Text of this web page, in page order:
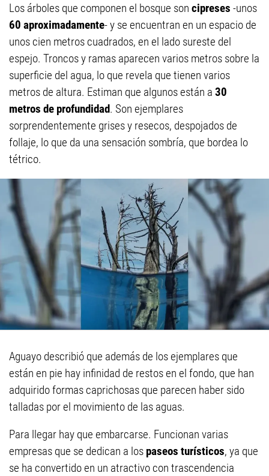
Los árboles que componen el bosque son cipreses -unos
60 aproximadamente- y se encuentran en un espacio de
unos cien metros cuadrados, en el lado sureste del
espejo. Troncos y ramas aparecen varios metros sobre la
superficie del agua, lo que revela que tienen varios
metros de altura. Estiman que algunos están a 30
metros de profundidad. Son ejemplares
sorprendentemente grises y resecos, despojados de
follaje, lo que da una sensación sombría, que bordea lo
tétrico.
Aguayo describió que además de los ejemplares que
están en pie hay infinidad de restos en el fondo, que han
adquirido formas caprichosas que parecen haber sido
talladas por el movimiento de las aguas.
Para llegar hay que embarcarse. Funcionan varias
empresas que se dedican a los paseos turísticos, ya que
se ha convertido en un atractivo con trascendencia